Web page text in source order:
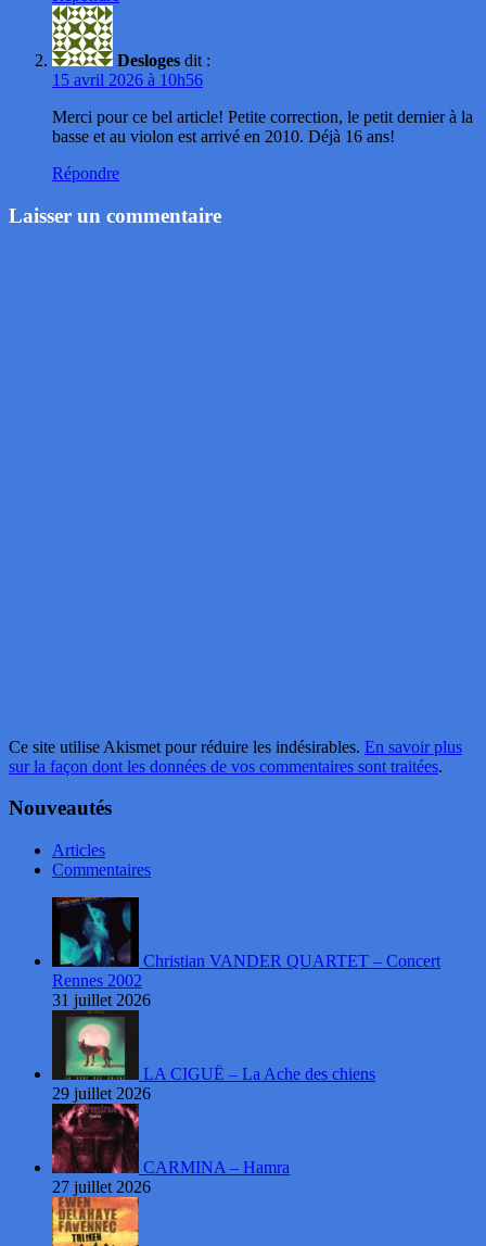
Desloges dit :
15 avril 2026 à 10h56
Merci pour ce bel article! Petite correction, le petit dernier à la
basse et au violon est arrivé en 2010. Déjà 16 ans!
Répondre
Laisser un commentaire
Ce site utilise Akismet pour réduire les indésirables. En savoir plus
sur la façon dont les données de vos commentaires sont traitées.
Nouveautés
Articles
Commentaires
Christian VANDER QUARTET – Concert
Rennes 2002
31 juillet 2026
LA CIGUË – La Ache des chiens
29 juillet 2026
CARMINA – Hamra
27 juillet 2026